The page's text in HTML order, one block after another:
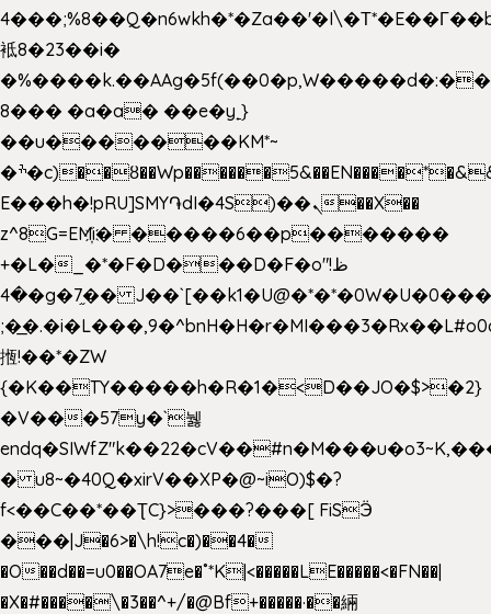
袛8�23��i�
8��� �a�a� ��e�y˿}
��u�������KM*~
�ׯ�c)��ȣ��Wp������5&��EN����*�&&6F��Le��~�P�άv����ui?
E���h�!pRU]SMY֏dI�4S)��ܢ��X��
z^8G=EM҉i� �����6��p�������
+�L�_�*�F�D���D�F�o"ظ!
�4�g�7֦�� J��`[��k1�U@�*�*�0W�U�0����_������äp�)2>�`@n����5DW˃��
揯!��*�ZW
{�K��TY�����h�R�1�<D��JO�$>�2}
�V���57y�`뉋
� u8~�40Q�xirV��XP�@~iO)$�?
f<��C��*��ƮC}>���?���[ FiSӬ
���|J�6>�\h!c�)��4�
�O��d��=u0��OA7e�˚*K|<�����LE�����<�FN��|
�X�#����\�3��^+/�@Bf+�����·��緉